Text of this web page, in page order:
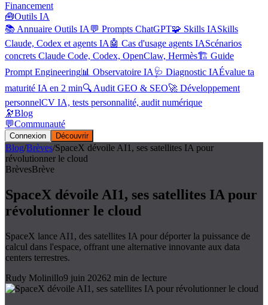
Financement
🧰Outils IA
📚 Annuaire Outils IA 💬 Prompts ChatGPT🧩 Skills IASkills
Claude, Codex et agents IA 🤖 Cas d'usage agents IAScénarios
concrets Claude Code, Codex, OpenClaw, Hermès🏗️ Guide
Prompt Engineering📊 Observatoire IA 🩺 Diagnostic IAÉvalue ta
maturité IA en 2 min🔍 Audit GEO & SEO🚀 Développement
personnelCV IA, tests personnalité, audit numérique
🔭Blog
💬Communauté
Connexion Découvrir
Blog/Brèves/SpaceX dévoile AI1, ses satellites IA pour
révolutionner le cloud
BrèvesBrève
SpaceX dévoile AI1, ses satellites IA pour
révolutionner le cloud
SpaceX lance AI1, des satellites IA pour déporter la puissance de
calcul dans l'espace, offrant une alternative innovante aux data
centers terrestres.
Rudy Molinillo9 juin 20262 min de lecture